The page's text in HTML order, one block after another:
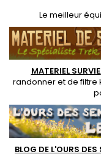
Le meilleur
MATERIEL SURVIE
randonneret defiltre
BLOG DE L'OURS DES